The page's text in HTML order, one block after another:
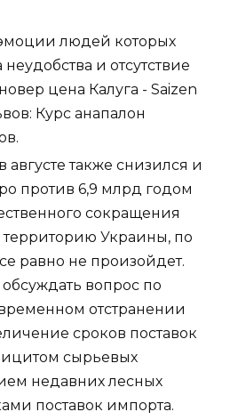
людей которых
и отсутствие
цена Калуга - Saizen
Курс анапалон
также снизился и
против 6,9 млрд годом
сокращения
территорию Украины, по
равно не произойдет.
вопрос по
отстранении
сроков поставок
сырьевых
недавних лесных
поставок импорта.